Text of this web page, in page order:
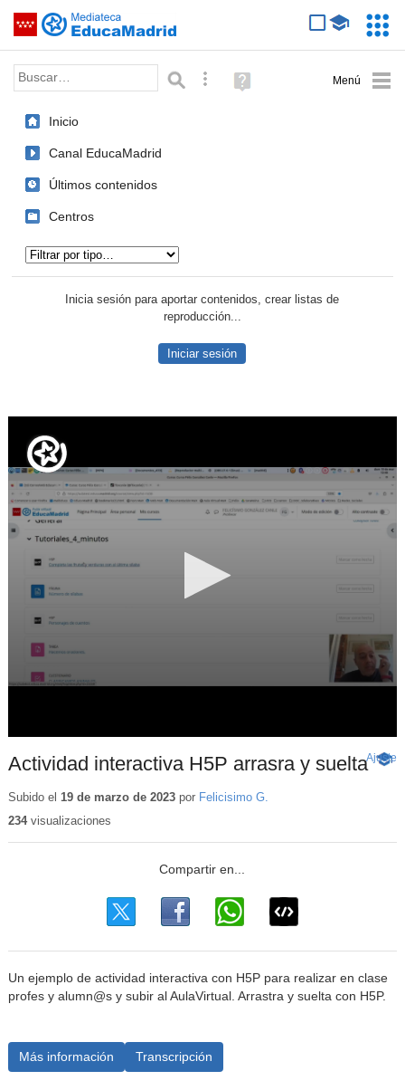
Saltar navegación
Palabra o frase: Búsqueda avanzada
Ayuda
(en
Inicio
Canal EducaMadrid
Últimos contenidos
Centros
Inicia sesión para aportar contenidos, crear listas de
reproducción...
Iniciar sesión
Actividad interactiva H5P arrasra y suelta -
Ajuste
Subido el 19 de marzo de 2023por Felicisimo G.
234visualizaciones
Un ejemplo de actividad interactiva con H5P para realizar en clase
profes y alumn@s y subir al AulaVirtual. Arrastra y suelta con H5P.
Más información Transcripción